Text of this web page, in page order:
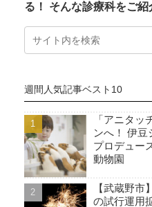
る！ そんな診療科をご紹
週間人気記事ベスト10
「アニタッ
ンへ！ 伊豆
プロデュー
動物園
【武蔵野市
の試行運用